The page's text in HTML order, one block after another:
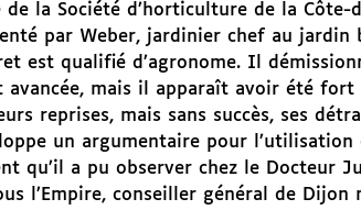
la Société d’horticulture de la Côte-
par Weber, jardinier chef au jardin
est qualifié d’agronome. Il
avancée, mais il apparaît avoir été
reprises, mais sans succès, ses
un argumentaire pour l’utilisation
qu’il a pu observer chez le Docteur
l’Empire, conseiller général de Dijon